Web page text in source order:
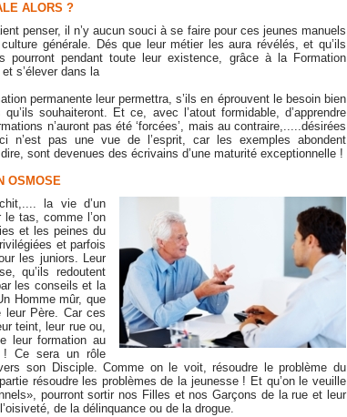
ALORS ?
penser, il n’y aucun souci à se faire pour ces jeunes manuels
générale. Dés que leur métier les aura révélés, et qu’ils
pourront pendant toute leur existence, grâce à la Formation
s’élever dans la
permanente leur permettra, s’ils en éprouvent le besoin bien
souhaiteront. Et ce, avec l’atout formidable, d’apprendre
n’auront pas été ‘forcées’, mais au contraire,.....désirées
n’est pas une vue de l’esprit, car les exemples abondent
sont devenues des écrivains d’une maturité exceptionnelle !
OSMOSE
la vie d’un
le tas, comme l’on
et les peines du
et parfois
les juniors. Leur
qu’ils redoutent
les conseils et la
Homme mûr, que
leur Père. Car ces
teint, leur rue ou,
leur formation au
! Ce sera un rôle
son Disciple. Comme on le voit, résoudre le problème du
résoudre les problèmes de la jeunesse ! Et qu’on le veuille
pourront sortir nos Filles et nos Garçons de la rue et leur
de la délinquance ou de la drogue.